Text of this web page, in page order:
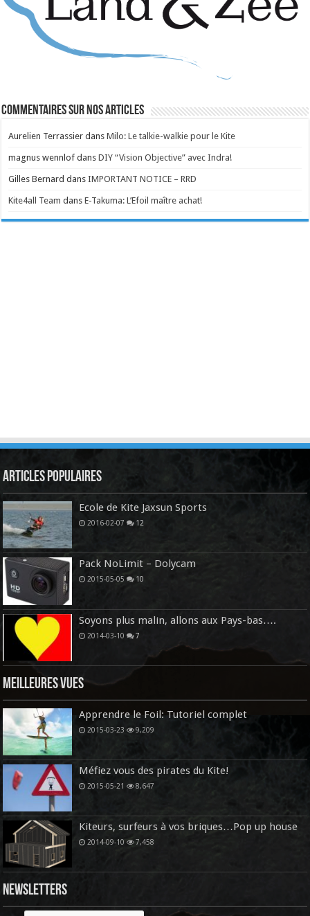
Commentaires sur nos articles
Aurelien Terrassier dansMilo: Le talkie-walkie pour le Kite
magnus wennlof dansDIY “Vision Objective” avec Indra!
Gilles Bernard dansIMPORTANT NOTICE – RRD
Kite4all Team dansE-Takuma: L’Efoil maître achat!
Articles Populaires
Ecole de Kite Jaxsun Sports
2016-02-07 12
Pack NoLimit – Dolycam
2015-05-05 10
Soyons plus malin, allons aux Pays-bas….
2014-03-10 7
Meilleures vues
Apprendre le Foil: Tutoriel complet
2015-03-23 9,209
Méfiez vous des pirates du Kite!
2015-05-21 8,647
Kiteurs, surfeurs à vos briques…Pop up house
2014-09-10 7,458
Newsletters